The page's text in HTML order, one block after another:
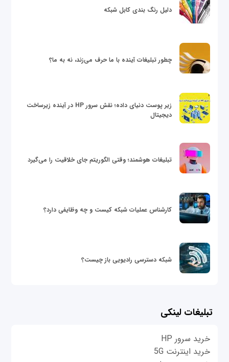
دلیل رنگ بندی کابل شبکه
چطور تبلیغات آینده با ما حرف می‌زند، نه به ما؟
زیر پوست دنیای داده؛ نقش سرور HP در آینده زیرساخت
دیجیتال
تبلیغات هوشمند؛ وقتی الگوریتم جای خلاقیت را می‌گیرد
کارشناس عملیات شبکه کیست و چه وظایفی دارد؟
شبکه دسترسی رادیویی باز چیست؟
تبلیغات لینکی
خرید سرور HP
خرید اینترنت 5G